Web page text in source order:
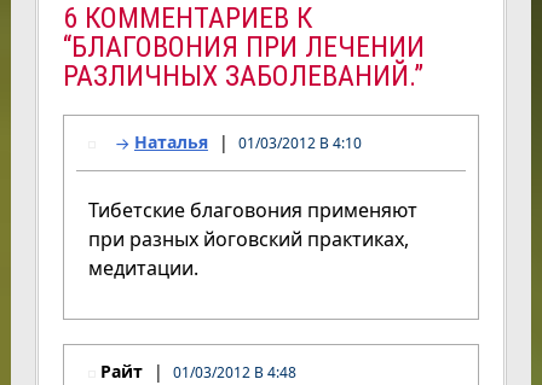
6 КОММЕНТАРИЕВ К
“БЛАГОВОНИЯ ПРИ ЛЕЧЕНИИ
РАЗЛИЧНЫХ ЗАБОЛЕВАНИЙ.”
Наталья 01/03/2012 В 4:10
Тибетские благовония применяют
при разных йоговский практиках,
медитации.
Райт 01/03/2012 В 4:48